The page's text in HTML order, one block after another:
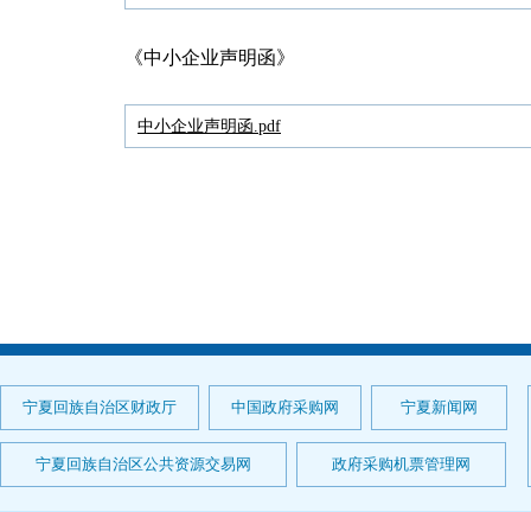
《中小企业声明函》
中小企业声明函.pdf
宁夏回族自治区财政厅 中国政府采购网 宁夏新闻网
宁夏回族自治区公共资源交易网 政府采购机票管理网